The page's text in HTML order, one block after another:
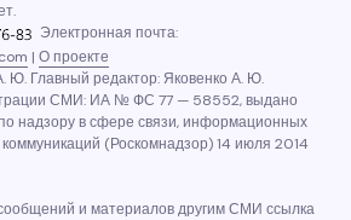
Электронная почта:
| О проекте
Ю. Главный редактор: Яковенко А. Ю.
СМИ: ИА № ФС 77 — 58552, выдано
надзору в сфере связи, информационных
(Роскомнадзор) 14 июля 2014
и материалов другим СМИ ссылка